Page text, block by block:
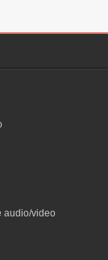
audio/video